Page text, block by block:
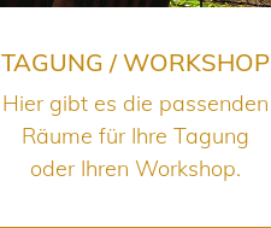
TAGUNG / WORKSHOP
Hier gibt es die passenden
Räume für Ihre Tagung
oder Ihren Workshop.